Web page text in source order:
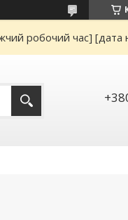
робочий час] [дата